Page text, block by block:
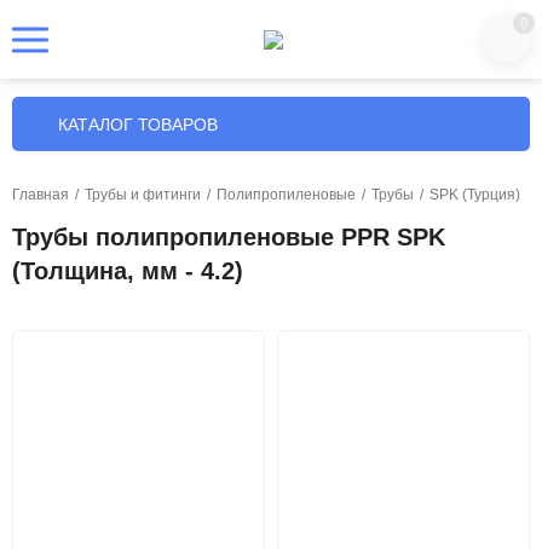
0
КАТАЛОГ ТОВАРОВ
Главная / Трубы и фитинги / Полипропиленовые / Трубы / SPK (Турция)
Трубы полипропиленовые PPR SPK
(Толщина, мм - 4.2)